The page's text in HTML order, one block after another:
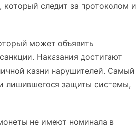
следит за протоколом и
может объявить
Наказания достигают
казни нарушителей. Самый
лишившегося защиты системы,
не имеют номинала в